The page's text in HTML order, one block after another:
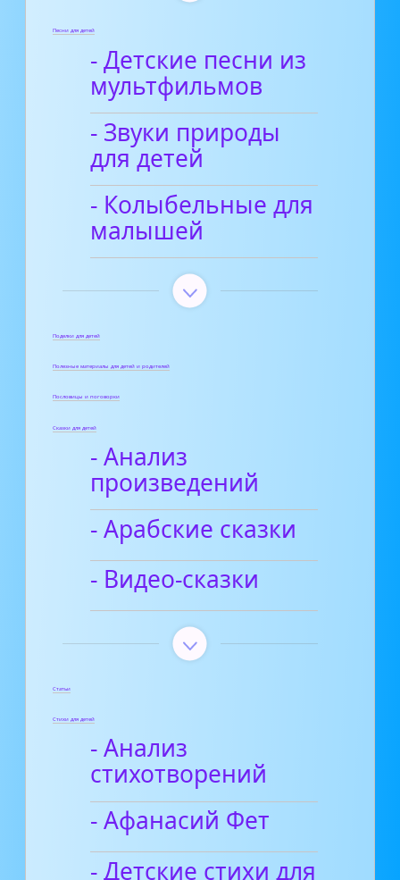
Песни для детей
- Детские песни из
мультфильмов
- Звуки природы
для детей
- Колыбельные для
малышей
Поделки для детей
Полезные материалы для детей и родителей
Пословицы и поговорки
Сказки для детей
- Анализ
произведений
- Арабские сказки
- Видео-сказки
Статьи
Стихи для детей
- Анализ
стихотворений
- Афанасий Фет
- Детские стихи для